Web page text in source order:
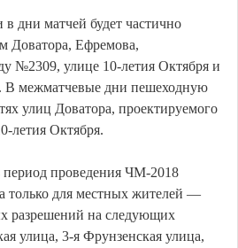
в дни матчей будет частично
Доватора, Ефремова,
№2309, улице 10-летия Октября и
В межматчевые дни пешеходную
улиц Доватора, проектируемого
летия Октября.
период проведения ЧМ-2018
только для местных жителей —
разрешений на следующих
улица, 3-я Фрунзенская улица,